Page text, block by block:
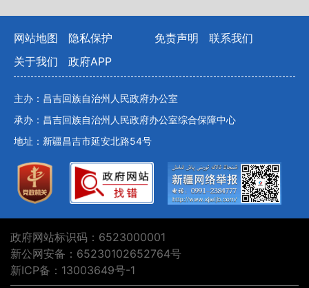
网站地图 隐私保护 免责声明
联系我们
关于我们
政府APP
主办：昌吉回族自治州人民政府办公室
承办：昌吉回族自治州人民政府办公室综合保障中心
地址：新疆昌吉市延安北路54号
政府网站标识码：6523000001
新公网安备：65230102652764号
新ICP备：13003649号-1